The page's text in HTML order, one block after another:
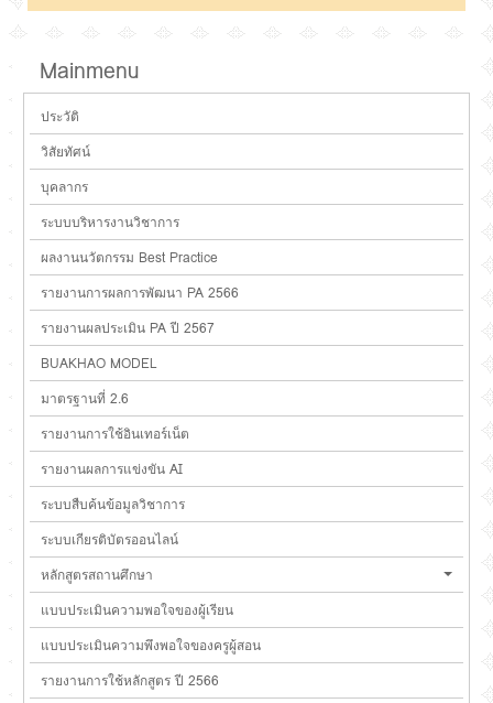
Mainmenu
ประวัติ
วิสัยทัศน์
บุคลากร
ระบบบริหารงานวิชาการ
ผลงานนวัตกรรม Best Practice
รายงานการผลการพัฒนา PA 2566
รายงานผลประเมิน PA ปี 2567
BUAKHAO MODEL
มาตรฐานที่ 2.6
รายงานการใช้อินเทอร์เน็ต
รายงานผลการแข่งขัน AI
ระบบสืบค้นข้อมูลวิชาการ
ระบบเกียรติบัตรออนไลน์
หลักสูตรสถานศึกษา
แบบประเมินความพอใจของผู้เรียน
แบบประเมินความพึงพอใจของครูผู้สอน
รายงานการใช้หลักสูตร ปี 2566